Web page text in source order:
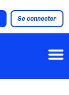
Se connecter